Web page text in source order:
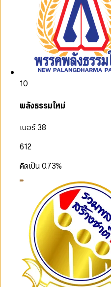
10
พลังธรรมใหม่
เบอร์ 38
612
คิดเป็น0.73%